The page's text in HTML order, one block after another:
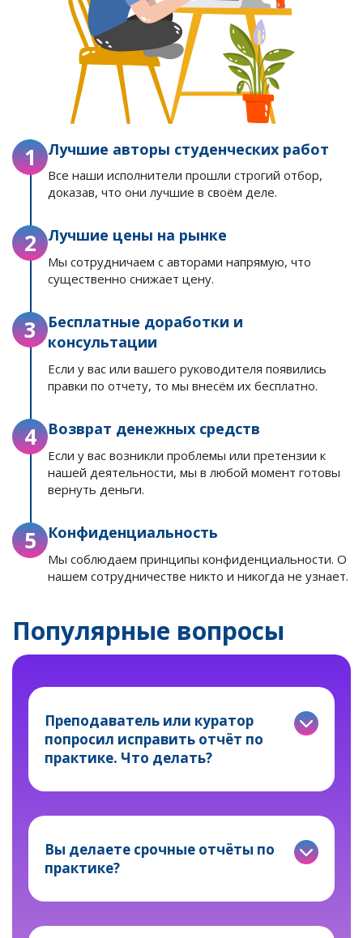
1 Лучшие авторы студенческих работ
Все наши исполнители прошли строгий отбор,
доказав, что они лучшие в своём деле.
2 Лучшие цены на рынке
Мы сотрудничаем с авторами напрямую, что
существенно снижает цену.
3
Бесплатные доработки и
консультации
Если у вас или вашего руководителя появились
правки по отчету, то мы внесём их бесплатно.
4 Возврат денежных средств
Если у вас возникли проблемы или претензии к
нашей деятельности, мы в любой момент готовы
вернуть деньги.
5 Конфиденциальность
Мы соблюдаем принципы конфиденциальности. О
нашем сотрудничестве никто и никогда не узнает.
Популярные вопросы
Преподаватель или куратор
попросил исправить отчёт по
практике. Что делать?
Вы делаете срочные отчёты по
практике?